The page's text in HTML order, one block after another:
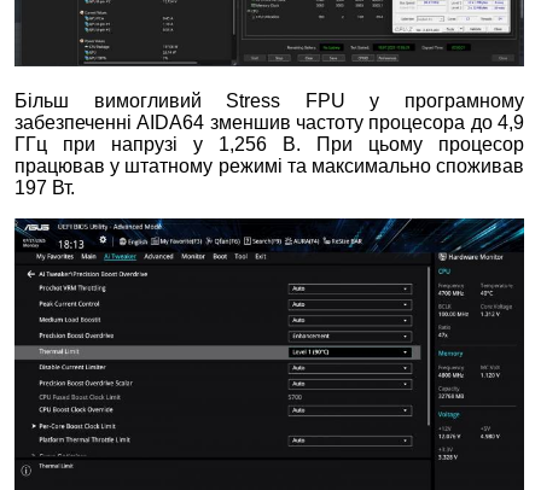
Більш вимогливий Stress FPU у програмному
забезпеченні AIDA64 зменшив частоту процесора до 4,9
ГГц при напрузі у 1,256 В. При цьому процесор
працював у штатному режимі та максимально споживав
197 Вт.